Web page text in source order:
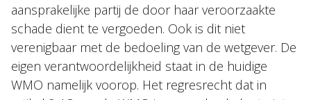
aansprakelijke partij de door haar veroorzaakte
schade dient te vergoeden. Ook is dit niet
verenigbaar met de bedoeling van de wetgever. De
eigen verantwoordelijkheid staat in de huidige
WMO namelijk voorop. Het regresrecht dat in